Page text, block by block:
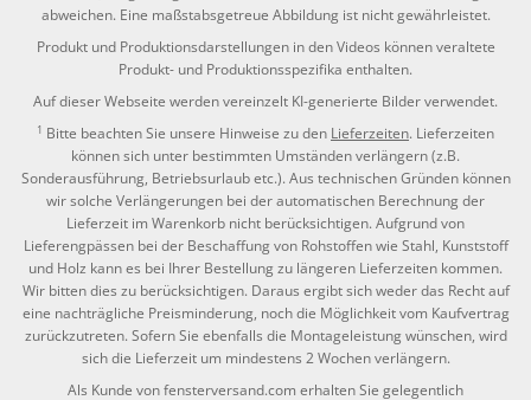
abweichen. Eine maßstabsgetreue Abbildung ist nicht gewährleistet.
Produkt und Produktionsdarstellungen in den Videos können veraltete
Produkt- und Produktionsspezifika enthalten.
Auf dieser Webseite werden vereinzelt KI-generierte Bilder verwendet.
1 Bitte beachten Sie unsere Hinweise zu den Lieferzeiten. Lieferzeiten
können sich unter bestimmten Umständen verlängern (z.B.
Sonderausführung, Betriebsurlaub etc.). Aus technischen Gründen können
wir solche Verlängerungen bei der automatischen Berechnung der
Lieferzeit im Warenkorb nicht berücksichtigen. Aufgrund von
Lieferengpässen bei der Beschaffung von Rohstoffen wie Stahl, Kunststoff
und Holz kann es bei Ihrer Bestellung zu längeren Lieferzeiten kommen.
Wir bitten dies zu berücksichtigen. Daraus ergibt sich weder das Recht auf
eine nachträgliche Preisminderung, noch die Möglichkeit vom Kaufvertrag
zurückzutreten. Sofern Sie ebenfalls die Montageleistung wünschen, wird
sich die Lieferzeit um mindestens 2 Wochen verlängern.
Als Kunde von fensterversand.com erhalten Sie gelegentlich